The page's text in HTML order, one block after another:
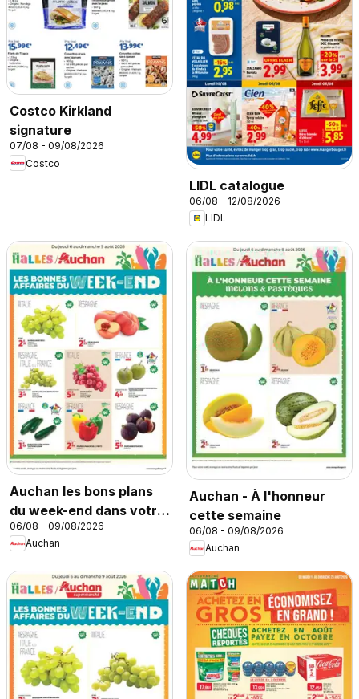
Costco Kirkland
signature
07/08 - 09/08/2026
Costco
LIDL catalogue
06/08 - 12/08/2026
LIDL
Auchan les bons plans
du week-end dans votre
hyper
06/08 - 09/08/2026
Auchan
Auchan - À l'honneur
cette semaine
06/08 - 09/08/2026
Auchan